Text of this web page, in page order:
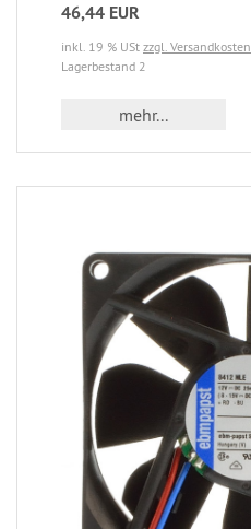
46,44 EUR
inkl. 19 % USt zzgl. Versandkosten
Lagerbestand 2
mehr...